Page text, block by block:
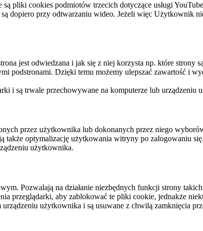
pliki cookies podmiotów trzecich dotyczące usługi
dopiero przy odtwarzaniu wideo. Jeżeli więc Użytkownik
jest odwiedzana i jak się z niej korzysta np. które strony
podstronami. Dzięki temu możemy ulepszać zawartość i
i są trwale przechowywane na komputerze lub urządzeniu
przez użytkownika lub dokonanych przez niego
optymalizację użytkowania witryny po zalogowaniu
użytkownika.
Pozwalają na działanie niezbędnych funkcji strony
przeglądarki, aby zablokować te pliki cookie, jednakże
użytkownika i są usuwane z chwilą zamknięcia